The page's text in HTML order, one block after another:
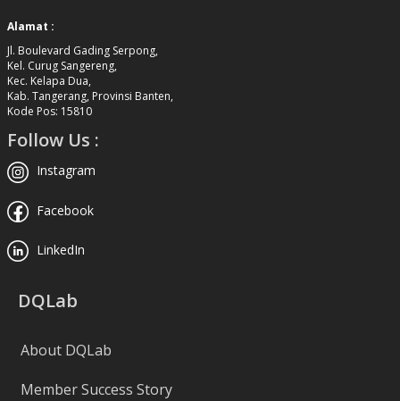
Alamat :
Jl. Boulevard Gading Serpong,
Kel. Curug Sangereng,
Kec. Kelapa Dua,
Kab. Tangerang, Provinsi Banten,
Kode Pos: 15810
Follow Us :
Instagram
Facebook
LinkedIn
DQLab
About DQLab
Member Success Story